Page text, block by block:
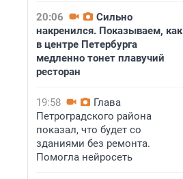
20:06
Сильно
накренился. Показываем, как
в центре Петербурга
медленно тонет плавучий
ресторан
19:58
Глава
Петроградского района
показал, что будет со
зданиями без ремонта.
Помогла нейросеть